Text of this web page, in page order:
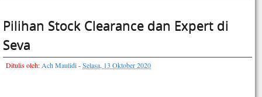
Pilihan Stock Clearance dan Expert di
Seva
Ditulis oleh: Ach Maulidi-Selasa, 13 Oktober 2020